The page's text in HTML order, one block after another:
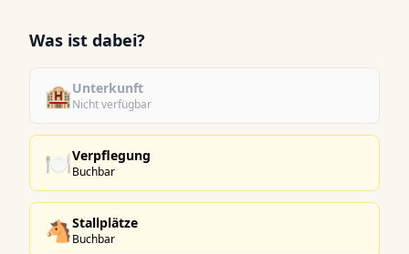
Was ist dabei?
🏨Unterkunft
Nicht verfügbar
🍽️Verpflegung
Buchbar
🐴Stallplätze
Buchbar